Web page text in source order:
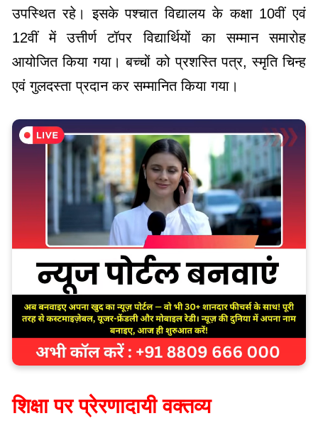
आयोजित किया गया। बच्चों को प्रशस्ति पत्र, स्मृति चिन्ह
एवं गुलदस्ता प्रदान कर सम्मानित किया गया।
शिक्षा पर प्रेरणादायी वक्तव्य
कार्यक्रम में उपस्थित जनपद सदस्य क्षेत्र क्रमांक 01
कांति बलराम मरावी ने विद्यार्थियों को शिक्षा को लक्ष्य बनाकर